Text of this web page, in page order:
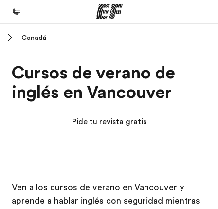
Programas
Ver todo lo que hacemos
Trabajos
Únete al equipo
Canadá
Cursos de verano de
inglés en Vancouver
Pide tu revista gratis
Ven a los cursos de verano en Vancouver y
aprende a hablar inglés con seguridad mientras